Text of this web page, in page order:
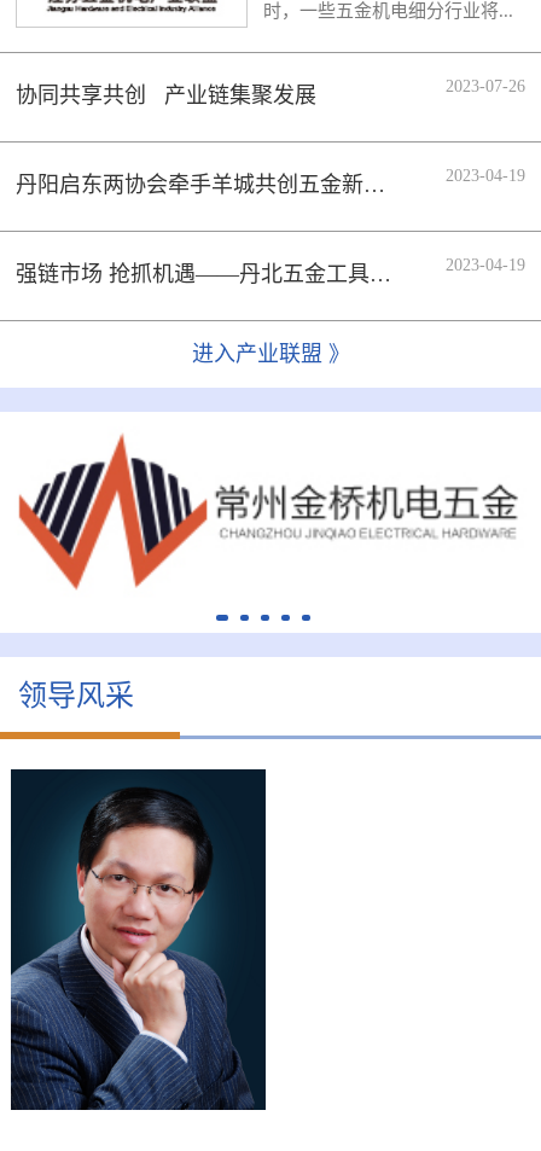
时，一些五金机电细分行业将...
协同共享共创 产业链集聚发展 2023-07-26
丹阳启东两协会牵手羊城共创五金新时代 2023-04-19
强链市场 抢抓机遇——丹北五金工具行业协会组织会员企业参加133届广交会 2023-04-19
进入产业联盟 》
领导风采